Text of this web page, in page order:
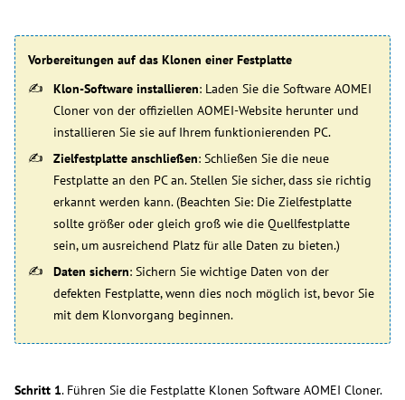
Vorbereitungen auf das Klonen einer Festplatte
Klon-Software installieren: Laden Sie die Software AOMEI
Cloner von der offiziellen AOMEI-Website herunter und
installieren Sie sie auf Ihrem funktionierenden PC.
Zielfestplatte anschließen: Schließen Sie die neue
Festplatte an den PC an. Stellen Sie sicher, dass sie richtig
erkannt werden kann. (Beachten Sie: Die Zielfestplatte
sollte größer oder gleich groß wie die Quellfestplatte
sein, um ausreichend Platz für alle Daten zu bieten.)
Daten sichern: Sichern Sie wichtige Daten von der
defekten Festplatte, wenn dies noch möglich ist, bevor Sie
mit dem Klonvorgang beginnen.
Schritt 1. Führen Sie die Festplatte Klonen Software AOMEI Cloner.